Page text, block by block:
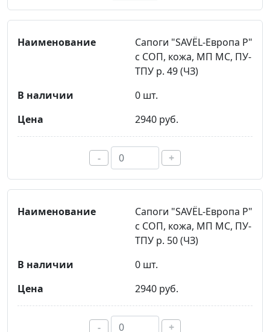
Сапоги "SAVЁL-Европа Р"
с СОП, кожа, МП МС, ПУ-
ТПУ р. 49 (ЧЗ)
0 шт.
2940 руб.
- +
Сапоги "SAVЁL-Европа Р"
с СОП, кожа, МП МС, ПУ-
ТПУ р. 50 (ЧЗ)
0 шт.
2940 руб.
- +